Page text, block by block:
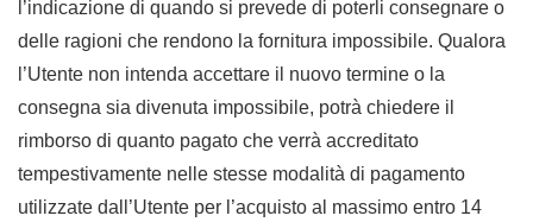
l’indicazione di quando si prevede di poterli consegnare o
delle ragioni che rendono la fornitura impossibile. Qualora
l’Utente non intenda accettare il nuovo termine o la
consegna sia divenuta impossibile, potrà chiedere il
rimborso di quanto pagato che verrà accreditato
tempestivamente nelle stesse modalità di pagamento
utilizzate dall’Utente per l’acquisto al massimo entro 14